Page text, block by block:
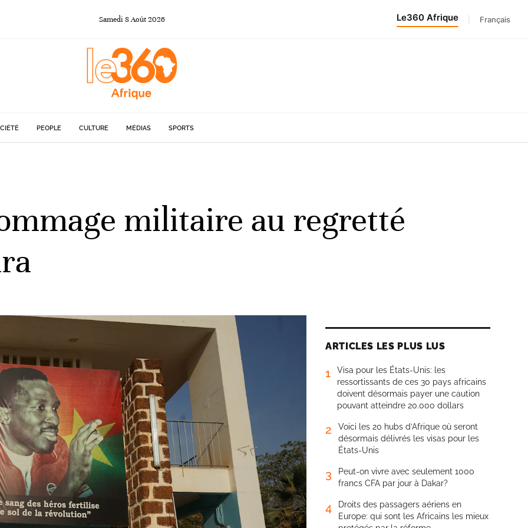
Samedi 8Août2026 Le360 Afrique Français
PEOPLE CULTURE MÉDIAS SPORTS
militaire au regretté
ARTICLES LES PLUS LUS
1
Visa pour les États-Unis: les
ressortissants de ces 30 pays africains
doivent désormais payer une caution
pouvant atteindre 20.000 dollars
2
Voici les 20 hubs d’Afrique où seront
désormais délivrés les visas pour les
États-Unis
3
Peut-on vivre avec seulement 1000
francs CFA par jour à Dakar?
4
Droits des passagers aériens en
Europe: qui sont les Africains les mieux